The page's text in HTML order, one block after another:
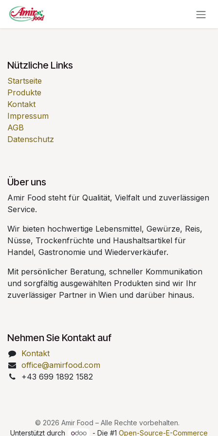
Zum Inhalt springen
Nützliche Links
Startseite
Produkte
Kontakt
Impressum
AGB
Datenschutz
Über uns
Amir Food steht für Qualität, Vielfalt und zuverlässigen
Service.
Wir bieten hochwertige Lebensmittel, Gewürze, Reis,
Nüsse, Trockenfrüchte und Haushaltsartikel für
Handel, Gastronomie und Wiederverkäufer.
Mit persönlicher Beratung, schneller Kommunikation
und sorgfältig ausgewählten Produkten sind wir Ihr
zuverlässiger Partner in Wien und darüber hinaus.
Nehmen Sie Kontakt auf
Kontakt
office@amirfood.com
+43 699 1892 1582
© 2026 Amir Food – Alle Rechte vorbehalten.
Unterstützt durch
- Die #1Open-Source-E-Commerce